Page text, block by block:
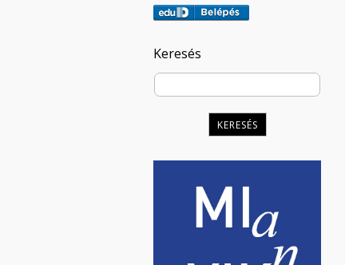
Keresés